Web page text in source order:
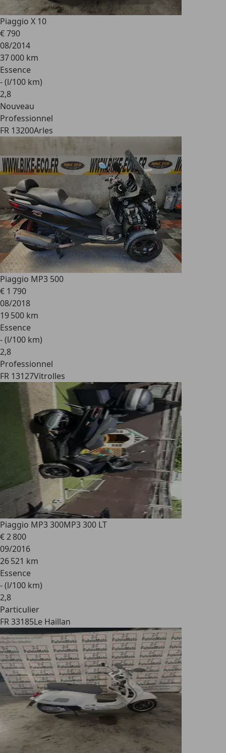
Piaggio X 10
€ 790
08/2014
37 000 km
Essence
- (l/100 km)
2,8
Nouveau
Professionnel
FR 13200Arles
Piaggio MP3 500
€ 1 790
08/2018
19 500 km
Essence
- (l/100 km)
2,8
Professionnel
FR 13127Vitrolles
Piaggio MP3 300MP3 300 LT
€ 2 800
09/2016
26 521 km
Essence
- (l/100 km)
2,8
Particulier
FR 33185Le Haillan